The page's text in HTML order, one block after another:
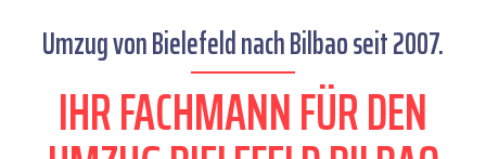
Umzug von Bielefeld nach Bilbao seit 2007.
IHR FACHMANN FÜR DEN